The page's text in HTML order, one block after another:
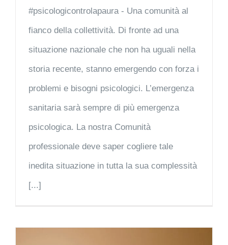
#psicologicontrolapaura - Una comunità al
fianco della collettività. Di fronte ad una
situazione nazionale che non ha uguali nella
storia recente, stanno emergendo con forza i
problemi e bisogni psicologici. L’emergenza
sanitaria sarà sempre di più emergenza
psicologica. La nostra Comunità
professionale deve saper cogliere tale
inedita situazione in tutta la sua complessità
[...]